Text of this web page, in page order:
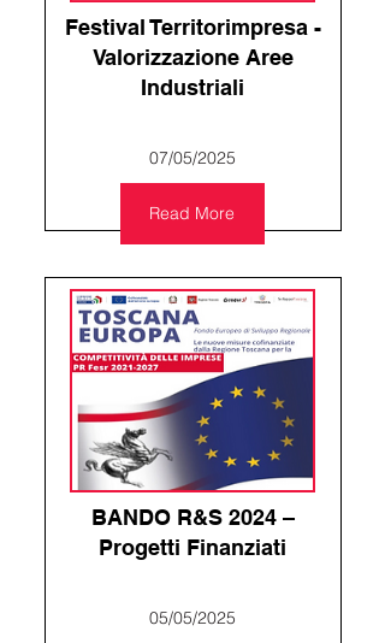
Festival Territorimpresa -
Valorizzazione Aree
Industriali
07/05/2025
Read More
BANDO R&S 2024 –
Progetti Finanziati
05/05/2025